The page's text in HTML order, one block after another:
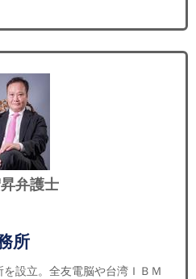
弁護士
所
設立。全友電脳や台湾ＩＢＭ